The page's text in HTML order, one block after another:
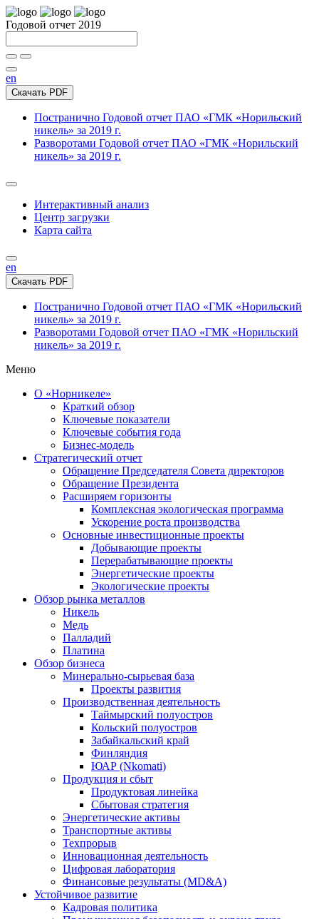
Годовой отчет 2019
en
Скачать PDF
Постранично Годовой отчет ПАО «ГМК «Норильский
никель» за 2019 г.
Разворотами Годовой отчет ПАО «ГМК «Норильский
никель» за 2019 г.
Интерактивный анализ
Центр загрузки
Карта сайта
en
Скачать PDF
Постранично Годовой отчет ПАО «ГМК «Норильский
никель» за 2019 г.
Разворотами Годовой отчет ПАО «ГМК «Норильский
никель» за 2019 г.
Меню
О «Норникеле»
Краткий обзор
Ключевые показатели
Ключевые события года
Бизнес-модель
Стратегический отчет
Обращение Председателя Совета директоров
Обращение Президента
Расширяем горизонты
Комплексная экологическая программа
Ускорение роста производства
Основные инвестиционные проекты
Добывающие проекты
Перерабатывающие проекты
Энергетические проекты
Экологические проекты
Обзор рынка металлов
Никель
Медь
Палладий
Платина
Обзор бизнеса
Минерально-сырьевая база
Проекты развития
Производственная деятельность
Таймырский полуостров
Кольский полуостров
Забайкальский край
Финляндия
ЮАР (Nkomati)
Продукция и сбыт
Продуктовая линейка
Сбытовая стратегия
Энергетические активы
Транспортные активы
Техпрорыв
Инновационная деятельность
Цифровая лаборатория
Финансовые результаты (MD&A)
Устойчивое развитие
Кадровая политика